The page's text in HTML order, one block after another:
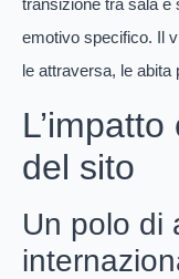
transizione tra sala e
emotivo specifico. Il
le attraversa, le abita
del sito
Un polo di